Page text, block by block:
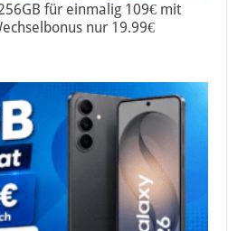
für einmalig 109€ mit
nur 19.99€